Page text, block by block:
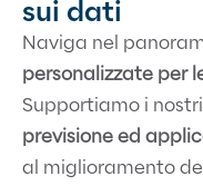
sui dati
Naviga nel
personalizzate per
Supportiamo i
previsione ed
al miglioramento